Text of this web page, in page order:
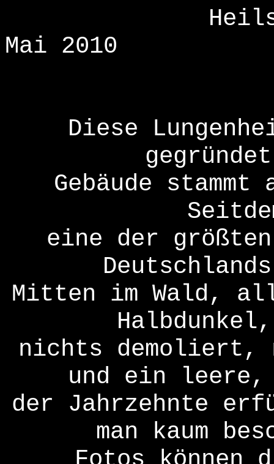
Mai 2010
Diese
Gebäude
eine der
Mitten im Wald,
nichts demoliert,
und ein leere,
der Jahrzehnte
man kaum